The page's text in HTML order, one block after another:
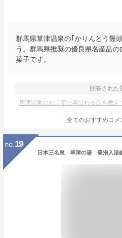
群馬県草津温泉の｢かりんとう饅
う。群馬県推奨の優良県名産品
菓子です。
回答された
草津温泉のお土産で喜ばれる品を教え
全てのおすすめコメ
no. 19
日本三名泉 草津の湯 発泡入浴